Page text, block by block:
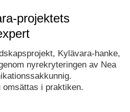
projektets
Kylävara-hanke,
nyrekryteringen av Nea
omsättas i praktiken.